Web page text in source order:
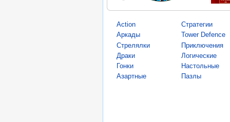
Action
Аркады
Стрелялки
Драки
Гонки
Азартные
Стратегии
Tower Defence
Приключения
Логические
Настольные
Пазлы